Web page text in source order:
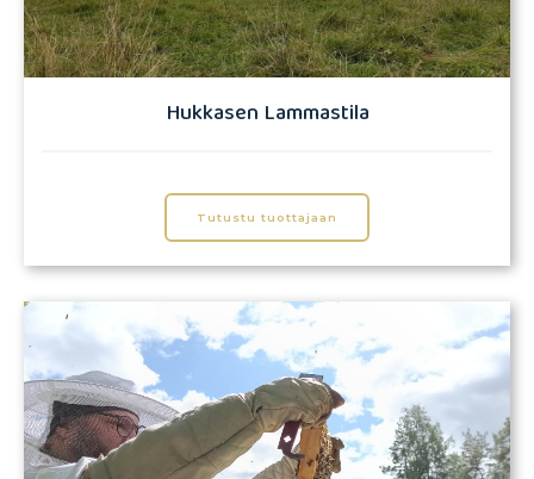
Hukkasen Lammastila
Tutustu tuottajaan